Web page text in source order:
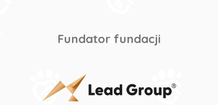
Fundator fundacji